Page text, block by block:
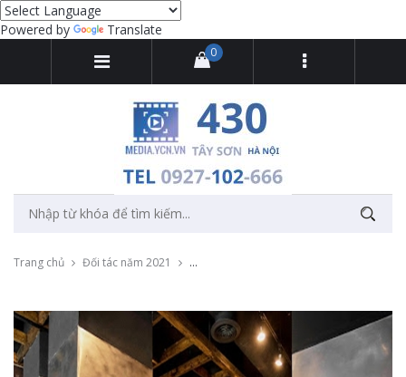
Powered by Translate
0
Trang chủ Đối tác năm 2021 Thu âm nhà hàng Thịnh Vượng tại Hòa